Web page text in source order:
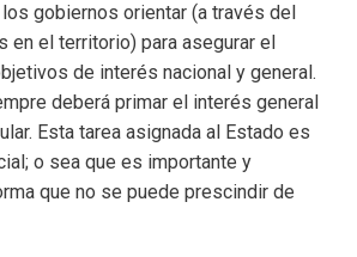
gobiernos orientar (a través del
en el territorio) para asegurar el
de interés nacional y general.
deberá primar el interés general
Esta tarea asignada al Estado es
o sea que es importante y
que no se puede prescindir de